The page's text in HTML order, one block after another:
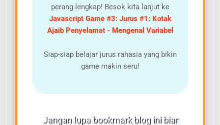
perang lengkap! Besok kita lanjut ke
Javascript Game #3: Jurus #1: Kotak
Ajaib Penyelamat - Mengenal Variabel
Siap-siap belajar jurus rahasia yang bikin
game makin seru!
Jangan lupa bookmark blog ini biar